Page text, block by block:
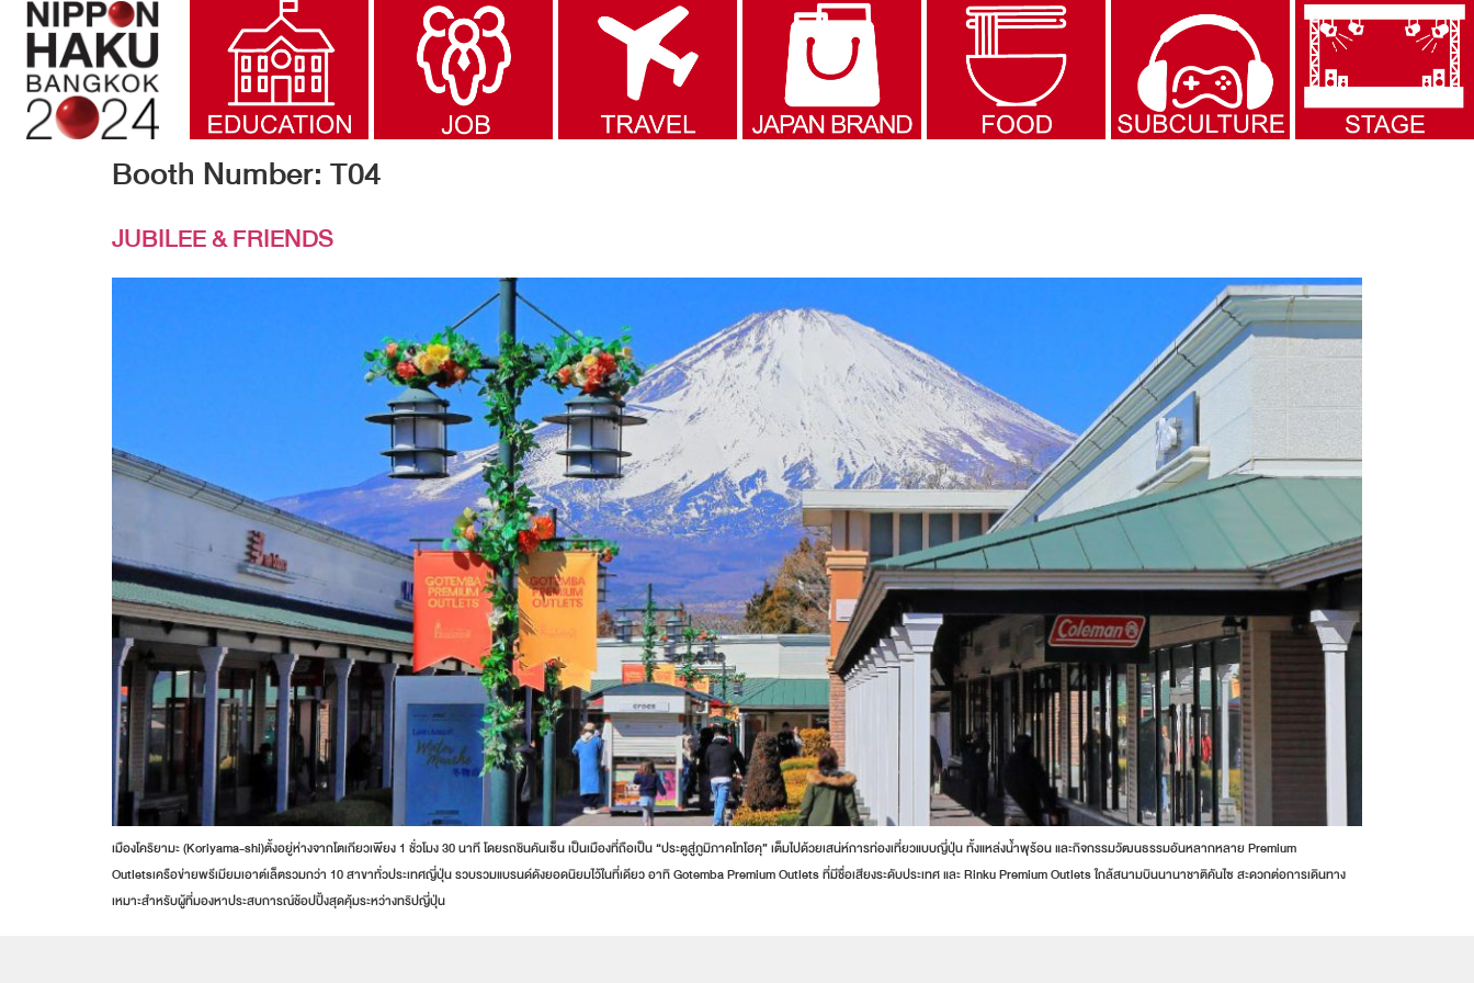
Booth Number:T04
JUBILEE & FRIENDS
เมืองโคริยามะ (Koriyama-shi)ตั้งอยู่ห่างจากโตเกียวเพียง 1 ชั่วโมง 30 นาที โดยรถชินคันเซ็น เป็นเมืองที่ถือเป็น “ประตูสู่ภูมิภาคโทโฮคุ” เต็มไปด้วยเสน่ห์การท่องเที่ยวแบบญี่ปุ่น ทั้งแหล่งน้ำพุร้อน และกิจกรรมวัฒนธรรมอันหลากหลาย Premium
Outletsเครือข่ายพรีเมียมเอาต์เล็ตรวมกว่า 10 สาขาทั่วประเทศญี่ปุ่น รวบรวมแบรนด์ดังยอดนิยมไว้ในที่เดียว อาทิ Gotemba Premium Outlets ที่มีชื่อเสียงระดับประเทศ และ Rinku Premium Outlets ใกล้สนามบินนานาชาติคันไซ สะดวกต่อการเดินทาง
เหมาะสำหรับผู้ที่มองหาประสบการณ์ช้อปปิ้งสุดคุ้มระหว่างทริปญี่ปุ่น